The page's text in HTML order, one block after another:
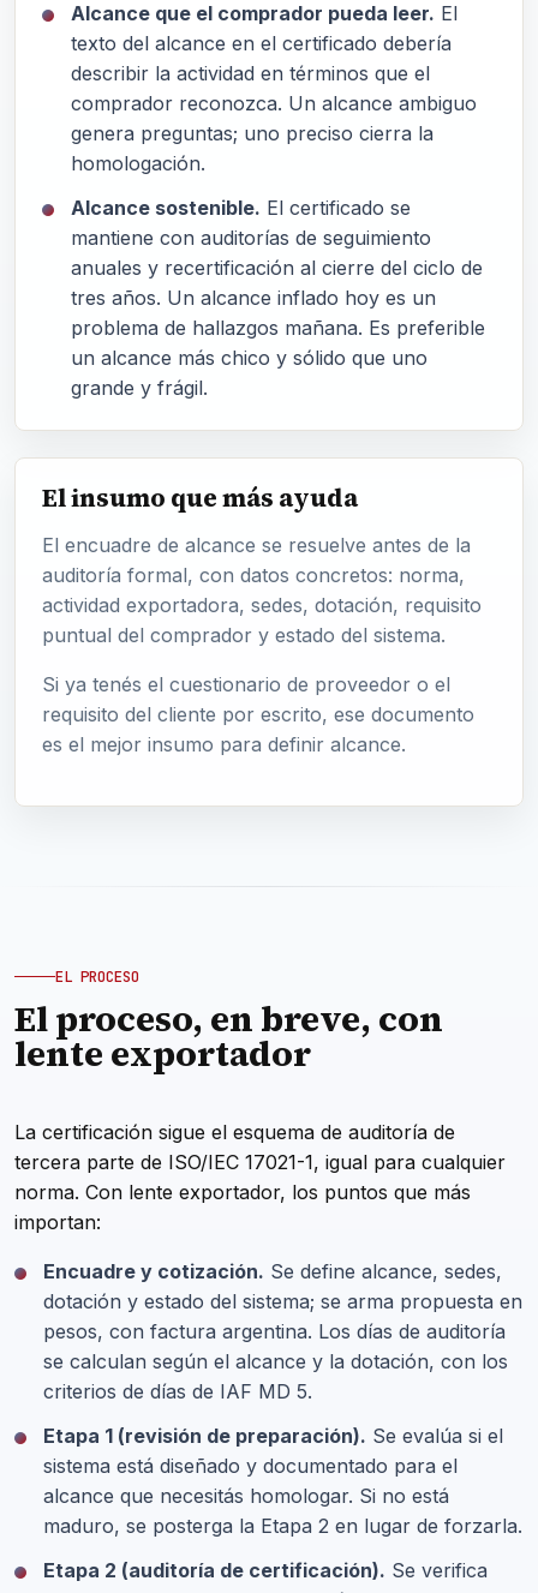
Alcance que el comprador pueda leer. El
texto del alcance en el certificado debería
describir la actividad en términos que el
comprador reconozca. Un alcance ambiguo
genera preguntas; uno preciso cierra la
homologación.
Alcance sostenible. El certificado se
mantiene con auditorías de seguimiento
anuales y recertificación al cierre del ciclo de
tres años. Un alcance inflado hoy es un
problema de hallazgos mañana. Es preferible
un alcance más chico y sólido que uno
grande y frágil.
El insumo que más ayuda
El encuadre de alcance se resuelve antes de la
auditoría formal, con datos concretos: norma,
actividad exportadora, sedes, dotación, requisito
puntual del comprador y estado del sistema.
Si ya tenés el cuestionario de proveedor o el
requisito del cliente por escrito, ese documento
es el mejor insumo para definir alcance.
EL PROCESO
El proceso, en breve, con
lente exportador
La certificación sigue el esquema de auditoría de
tercera parte de ISO/IEC 17021-1, igual para cualquier
norma. Con lente exportador, los puntos que más
importan:
Encuadre y cotización. Se define alcance, sedes,
dotación y estado del sistema; se arma propuesta en
pesos, con factura argentina. Los días de auditoría
se calculan según el alcance y la dotación, con los
criterios de días de IAF MD 5.
Etapa 1 (revisión de preparación). Se evalúa si el
sistema está diseñado y documentado para el
alcance que necesitás homologar. Si no está
maduro, se posterga la Etapa 2 en lugar de forzarla.
Etapa 2 (auditoría de certificación). Se verifica